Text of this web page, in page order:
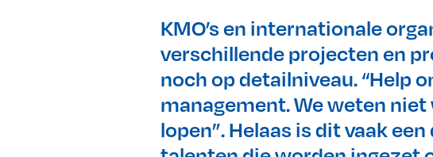
KMO’s en internationale
verschillende projecten en
noch op detailniveau. “Help
management. We weten
lopen”. Helaas is dit vaak